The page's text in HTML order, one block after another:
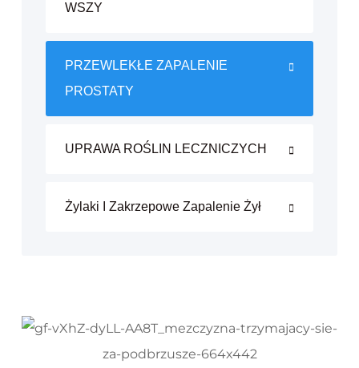
WSZY
PRZEWLEKŁE ZAPALENIE
PROSTATY
UPRAWA ROŚLIN LECZNICZYCH
Żylaki I Zakrzepowe Zapalenie Żył